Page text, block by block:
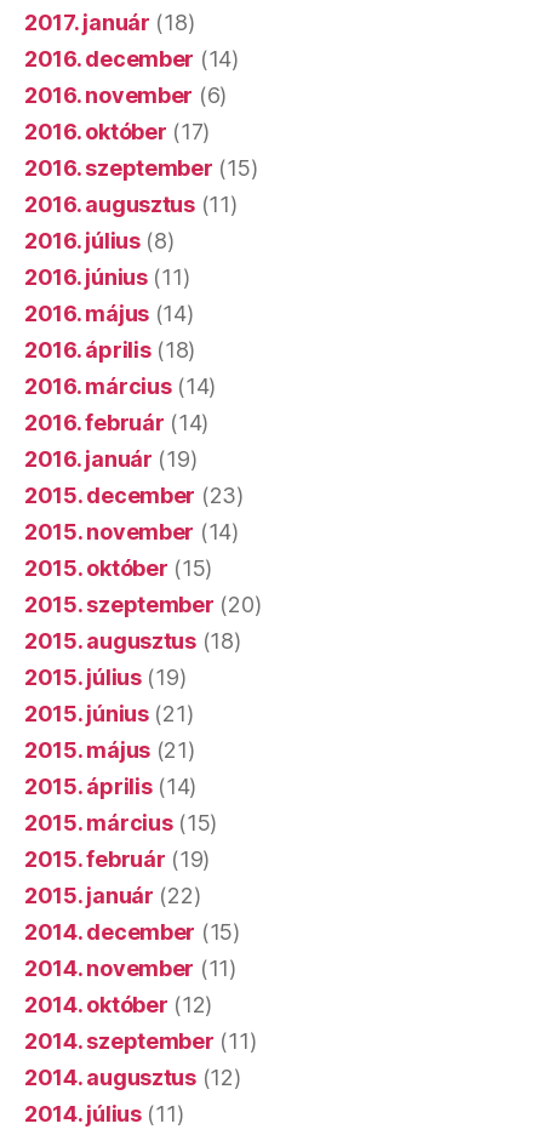
2017. január (18)
2016. december (14)
2016. november (6)
2016. október (17)
2016. szeptember (15)
2016. augusztus(11)
2016. július(8)
2016. június(11)
2016. május (14)
2016. április(18)
2016. március(14)
2016. február (14)
2016. január (19)
2015. december (23)
2015. november (14)
2015. október (15)
2015. szeptember (20)
2015. augusztus(18)
2015. július(19)
2015. június(21)
2015. május (21)
2015. április(14)
2015. március(15)
2015. február (19)
2015. január (22)
2014. december (15)
2014. november (11)
2014. október (12)
2014. szeptember (11)
2014. augusztus(12)
2014. július(11)